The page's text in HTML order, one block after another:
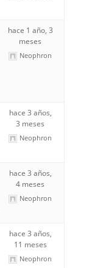
hace 1 año, 3
meses
Neophron
hace 3 años,
3 meses
Neophron
hace 3 años,
4 meses
Neophron
hace 3 años,
11 meses
Neophron